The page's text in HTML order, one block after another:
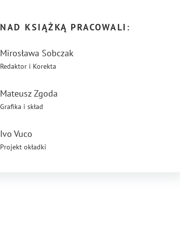
NAD KSIĄŻKĄ PRACOWALI:
Mirosława Sobczak
Redaktor i Korekta
Mateusz Zgoda
Grafika i skład
Ivo Vuco
Projekt okładki